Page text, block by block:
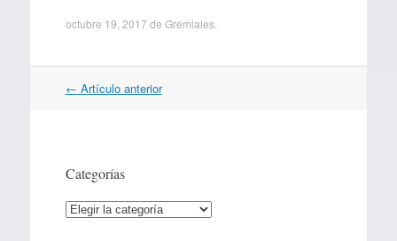
octubre 19, 2017 de Gremiales.
Navegación
← Artículo anterior
Categorías
Categorías